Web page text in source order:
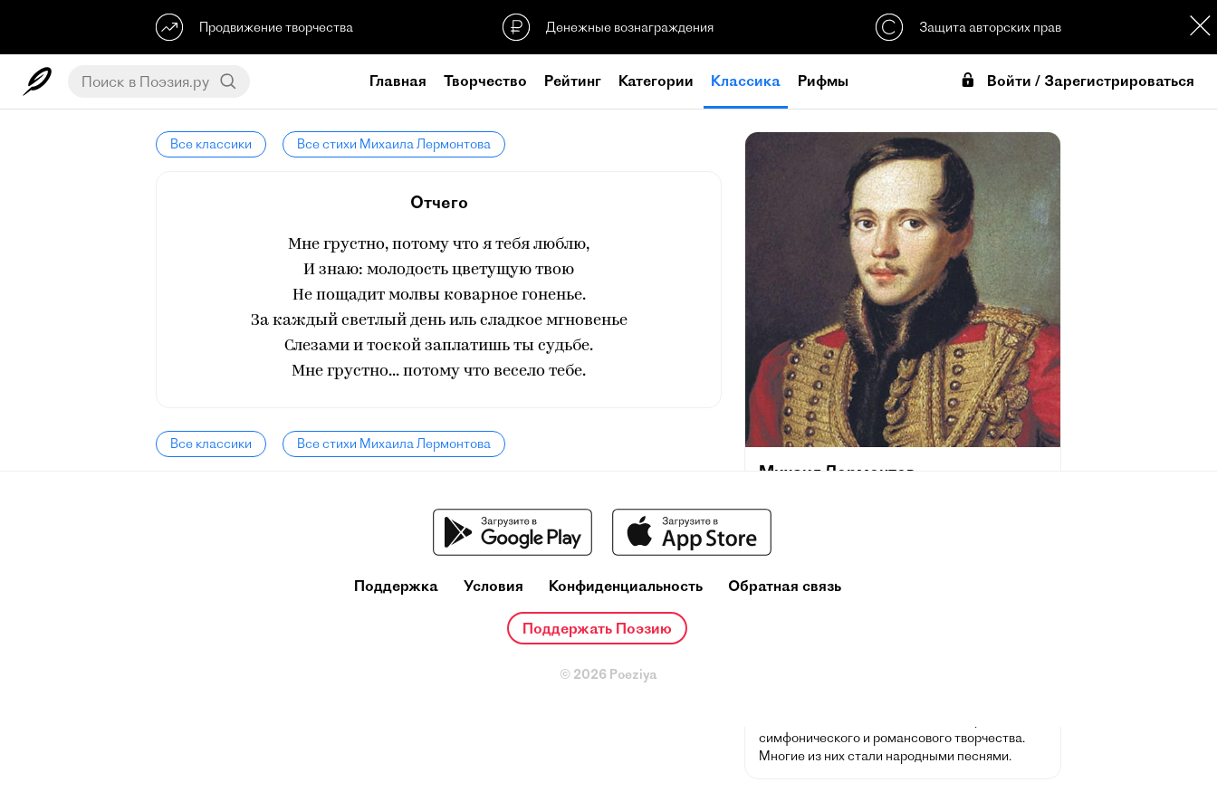
Продвижение творчества Денежные вознаграждения Защита авторских прав
Главная Творчество Рейтинг Категории Классика Рифмы Войти / Зарегистрироваться
Все классики Все стихи Михаила Лермонтова
Отчего
Мне грустно, потому что я тебя люблю,
И знаю: молодость цветущую твою
Не пощадит молвы коварное гоненье.
За каждый светлый день иль сладкое мгновенье
Слезами и тоской заплатишь ты судьбе.
Мне грустно... потому что весело тебе.
Все классики Все стихи Михаила Лермонтова
Михаил Лермонтов
сочетаются гражданские, философские и
потребностям духовной жизни русского
симфонического и романсового творчества.
Многие из них стали народными песнями.
Поддержка Условия Конфиденциальность Обратная связь
Поддержать Поэзию
© 2026 Poeziya